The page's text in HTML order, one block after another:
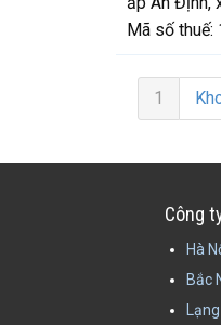
Mã số thuế:
1
Công
Hà
Bắc